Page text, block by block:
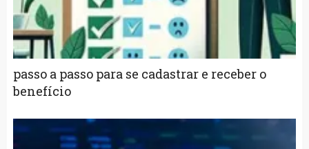
passo a passo para se cadastrar e receber o
benefício